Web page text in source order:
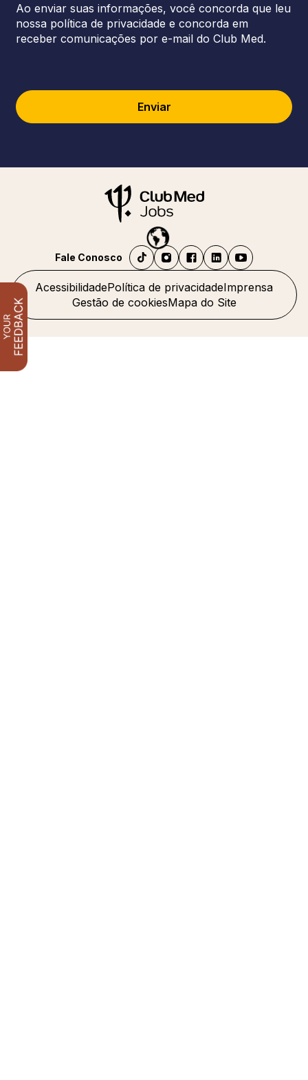
Ao enviar suas informações, você concorda que leu
nossa política de privacidade e concorda em
receber comunicações por e-mail do Club Med.
Enviar
AcessibilidadePolítica de privacidadeImprensa
Gestão de cookiesMapa do Site
Fale Conosco